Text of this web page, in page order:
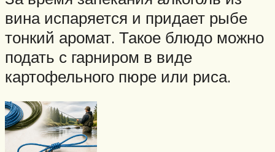
вина испаряется и придает рыбе
тонкий аромат. Такое блюдо можно
подать с гарниром в виде
картофельного пюре или риса.